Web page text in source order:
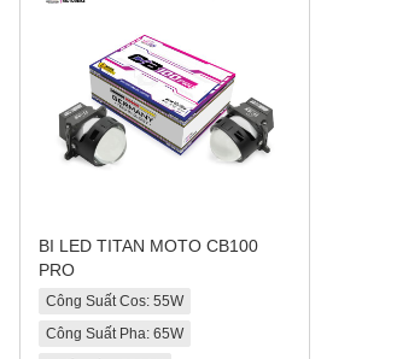
BI LED TITAN MOTO CB100
PRO
Công Suất Cos: 55W
Công Suất Pha: 65W